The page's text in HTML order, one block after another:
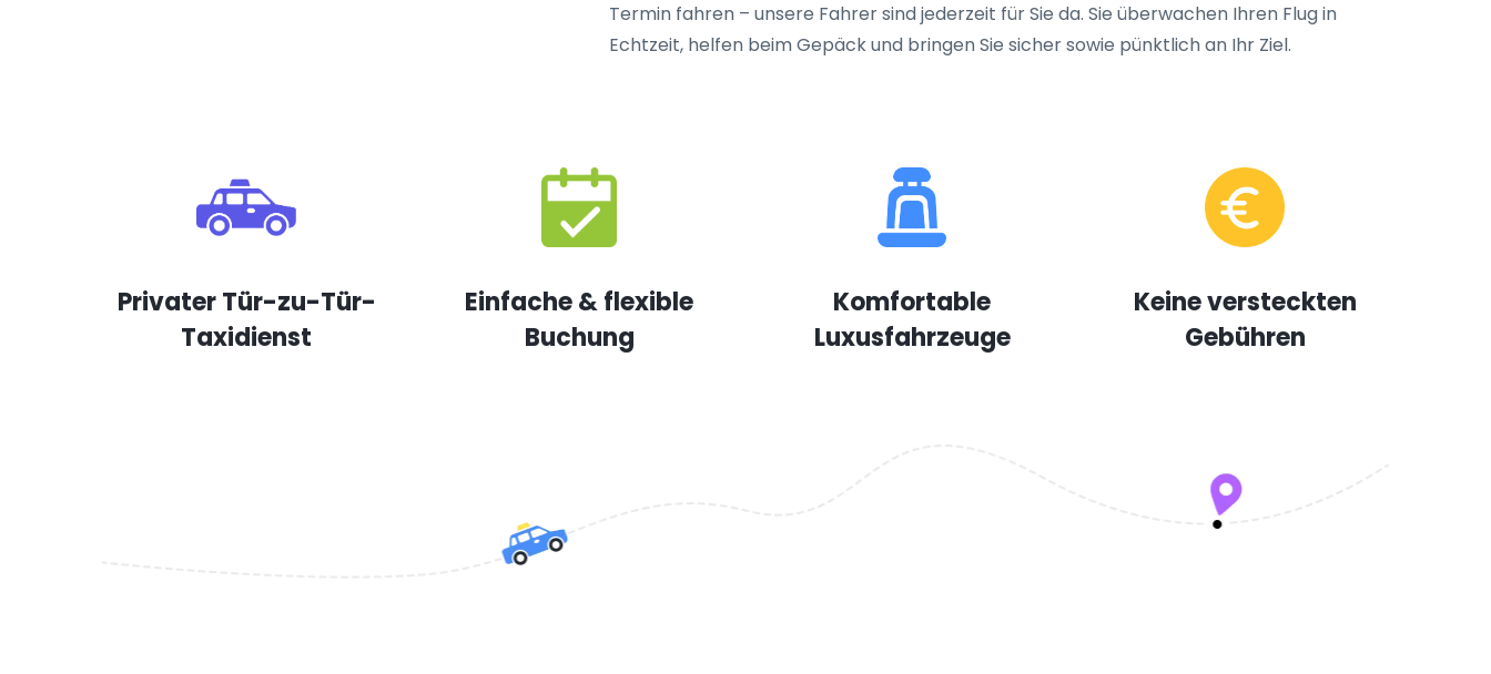
Termin fahren – unsere Fahrer sind jederzeit für Sie da. Sie überwachen Ihren Flug in
Echtzeit, helfen beim Gepäck und bringen Sie sicher sowie pünktlich an Ihr Ziel.
Privater Tür-zu-Tür-
Taxidienst
Einfache & flexible
Buchung
Komfortable
Luxusfahrzeuge
Keine versteckten
Gebühren